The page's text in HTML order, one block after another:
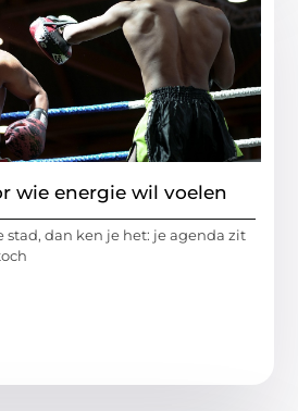
wie energie wil voelen
stad, dan ken je het: je agenda zit